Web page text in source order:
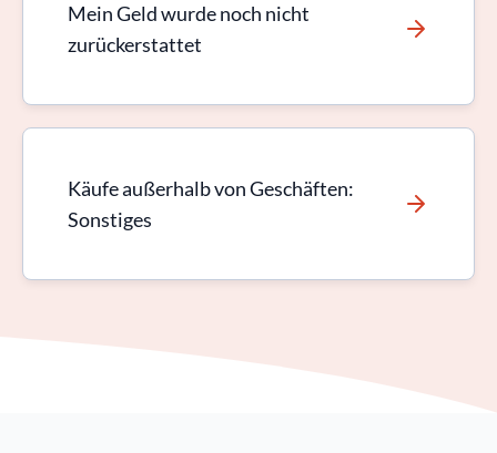
Mein Geld wurde noch nicht
zurückerstattet
Käufe außerhalb von Geschäften:
Sonstiges